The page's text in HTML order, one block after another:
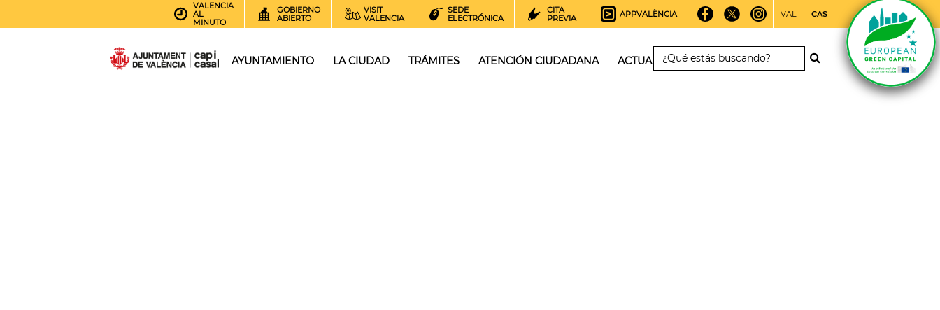
VALENCIA
AL
MINUTO
GOBIERNO
ABIERTO
VISIT
VALENCIA
SEDE
ELECTRÓNICA
CITA
PREVIA
APPVALÈNCIA VAL CAS
AYUNTAMIENTO LA CIUDAD TRÁMITES ATENCIÓN CIUDADANA ACTUALIDAD